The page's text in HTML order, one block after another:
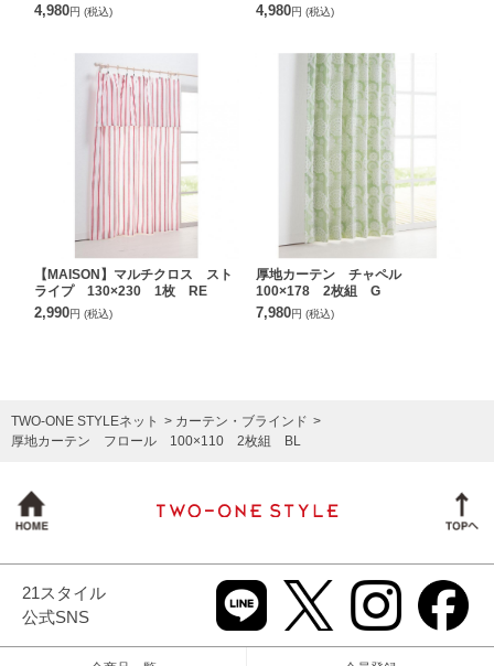
4,980円 (税込) 4,980円 (税込)
【MAISON】マルチクロス スト
ライプ 130×230 1枚 RE
2,990円 (税込)
厚地カーテン チャペル
100×178 2枚組 G
7,980円 (税込)
TWO-ONE STYLEネット
カーテン・ブラインド
厚地カーテン フロール 100×110 2枚組 BL
21スタイル
公式SNS